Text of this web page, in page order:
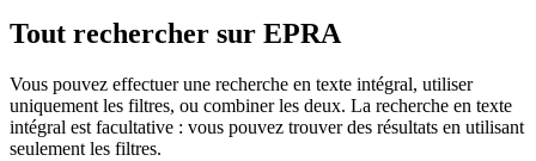
Tout rechercher sur EPRA
Vous pouvez effectuer une recherche en texte intégral, utiliser
uniquement les filtres, ou combiner les deux. La recherche en texte
intégral est facultative : vous pouvez trouver des résultats en utilisant
seulement les filtres.